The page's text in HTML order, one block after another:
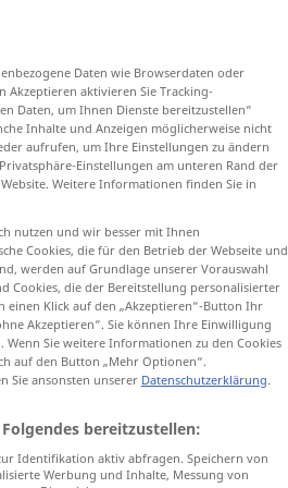
Daten wie Browserdaten oder
aktivieren Sie Tracking-
Daten, um Ihnen Dienste bereitzustellen“
Inhalte und Anzeigen möglicherweise nicht
aufrufen, um Ihre Einstellungen zu ändern
Einstellungen am unteren Rand der
Weitere Informationen finden Sie in
nutzen und wir besser mit Ihnen
Cookies, die für den Betrieb der Webseite und
werden auf Grundlage unserer Vorauswahl
Cookies, die der Bereitstellung personalisierter
Klick auf den „Akzeptieren“-Button Ihr
Akzeptieren“. Sie können Ihre Einwilligung
Sie weitere Informationen zu den Cookies
auf den Button „Mehr Optionen“.
Sie ansonsten unserer Datenschutzerklärung.
bereitzustellen:
Identifikation aktiv abfragen. Speichern von
Werbung und Inhalte, Messung von